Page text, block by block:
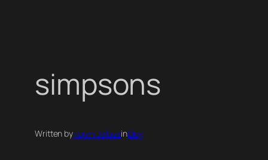
simpsons
Written byKoren Balazsinblog